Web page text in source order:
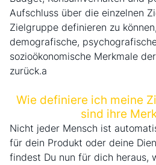
Aufschluss über die einzelnen
Zielgruppe definieren zu
demografische,
sozioökonomische Merkmale
zurück.a
Wie definiere ich meine
sind ihre
Nicht jeder Mensch ist
für dein Produkt oder deine
findest Du nun für dich heraus,